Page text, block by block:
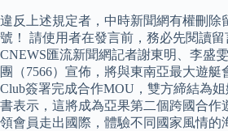
違反上述規定者，中時新聞網有權刪除
號！ 請使用者在發言前，務必先閱讀留
CNEWS匯流新聞網記者謝東明、李盛
團（7566）宣佈，將與東南亞最大遊艇
Club簽署完成合作MOU，雙方締結為
書表示，這將成為亞果第二個跨國合作
領會員走出國際，體驗不同國家風情的